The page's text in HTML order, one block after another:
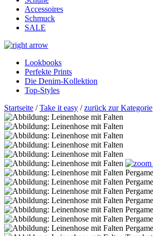
Accessoires
Schmuck
SALE
Lookbooks
Perfekte Prints
Die Denim-Kollektion
Top-Styles
Startseite /Take it easy /zurück zur Kategorie